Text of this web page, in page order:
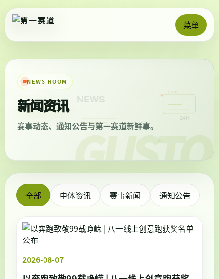
菜单
NEWS ROOM
新闻资讯
赛事动态、通知公告与第一赛道新鲜事。
全部 中体资讯 赛事新闻 通知公告
2026-08-07